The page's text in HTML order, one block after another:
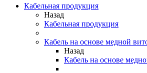
Кабельная продукция
Назад
Кабельная продукция
Кабель на основе медной
Назад
Кабель на основе